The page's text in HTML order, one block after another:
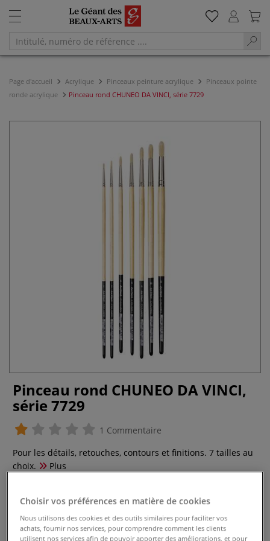
Page d'accueil Acrylique Pinceaux peinture acrylique
Pinceaux pointe
ronde acrylique
Pinceau rond CHUNEO DA VINCI, série 7729
Pinceau rond CHUNEO DA VINCI,
série 7729
1 Commentaire
Pour les détails, retouches, contours et finitions. 7 tailles au
choix.
Plus
dès
Prix TTCInfo frais
Choisir vos préférences en matière de cookies
Nous utilisons des cookies et des outils similaires pour faciliter vos
achats, fournir nos services, pour comprendre comment les clients
utilisent nos services afin de pouvoir apporter des améliorations, et pour